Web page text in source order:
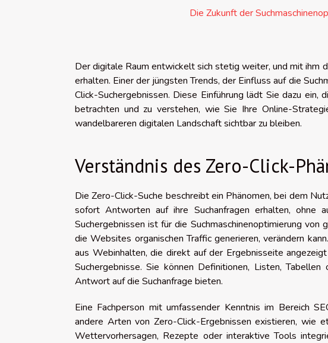
Die Zukunft der
Der digitale Raum entwickelt sich stetig weiter, und mit ihm
erhalten. Einer der jüngsten Trends, der Einfluss auf die
Click-Suchergebnissen. Diese Einführung lädt Sie dazu ein,
betrachten und zu verstehen, wie Sie Ihre Online-
wandelbareren digitalen Landschaft sichtbar zu bleiben.
Verständnis des Zero-Click-
Die Zero-Click-Suche beschreibt ein Phänomen, bei dem
sofort Antworten auf ihre Suchanfragen erhalten,
Suchergebnissen ist für die Suchmaschinenoptimierung
die Websites organischen Traffic generieren, verändern
aus Webinhalten, die direkt auf der Ergebnisseite
Suchergebnisse. Sie können Definitionen, Listen,
Antwort auf die Suchanfrage bieten.
Eine Fachperson mit umfassender Kenntnis im Bereich
andere Arten von Zero-Click-Ergebnissen existieren, wie
Wettervorhersagen, Rezepte oder interaktive Tools